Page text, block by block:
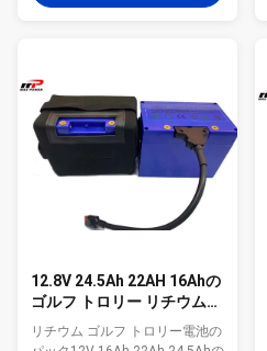
イオン/李イオン充電電池の細胞
率の排出、低い自己放電率 酸
は、環境に優しい、維持、メモ
リー効果の放さない、 環境に優
しい緑エネルギー OEMサービス:
私達は顧客...
12.8V 24.5Ah 22AH 16Ahの
ゴルフ トロリー リチウム電
池UN38.3
リチウム ゴルフ トロリー電池の